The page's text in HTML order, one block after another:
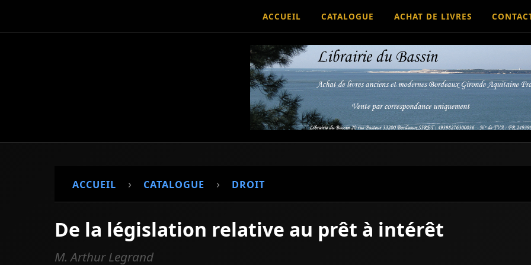
ACCUEIL CATALOGUE ACHAT DE LIVRES
ACCUEIL › CATALOGUE › DROIT
De la législation relative au prêt à intérêt
M. Arthur Legrand